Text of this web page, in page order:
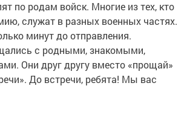
по родам войск. Многие из тех, кто
служат в разных военных частях.
минут до отправления.
с родными, знакомыми,
Они друг другу вместо «прощай»
До встречи, ребята! Мы вас